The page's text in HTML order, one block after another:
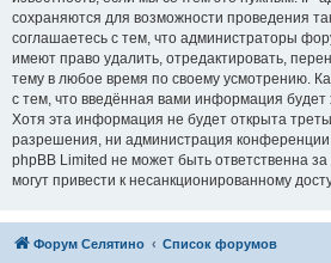
сохраняются для возможности проведения
соглашаетесь с тем, что администраторы
имеют право удалить, отредактировать,
тему в любое время по своему усмотрению.
с тем, что введённая вами информация будет
Хотя эта информация не будет открыта
разрешения, ни администрация
phpBB Limited не может быть ответственна за
могут привести к несанкционированному
Форум Селятино Список форумов